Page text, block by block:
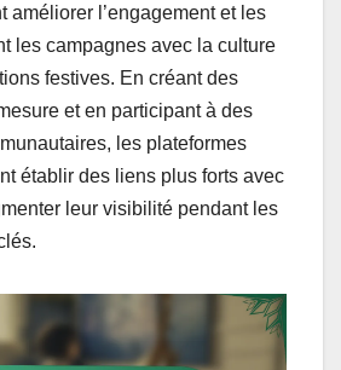
améliorer l’engagement et les
les campagnes avec la culture
festives. En créant des
et en participant à des
les plateformes
établir des liens plus forts avec
leur visibilité pendant les